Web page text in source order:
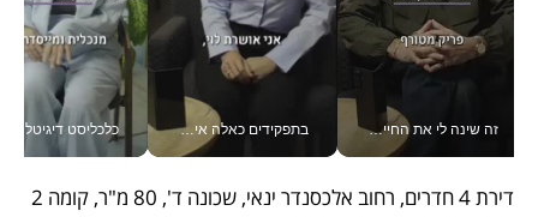
זה שינה לי את החיים: איך עידו איז'ק הופך את הסמארטפון לכלי צילום מקצועי_v בתפקידים כאלה אי אפשר לחכות: אושרת לוי מניעה השקעות ענק מהטלפון_v